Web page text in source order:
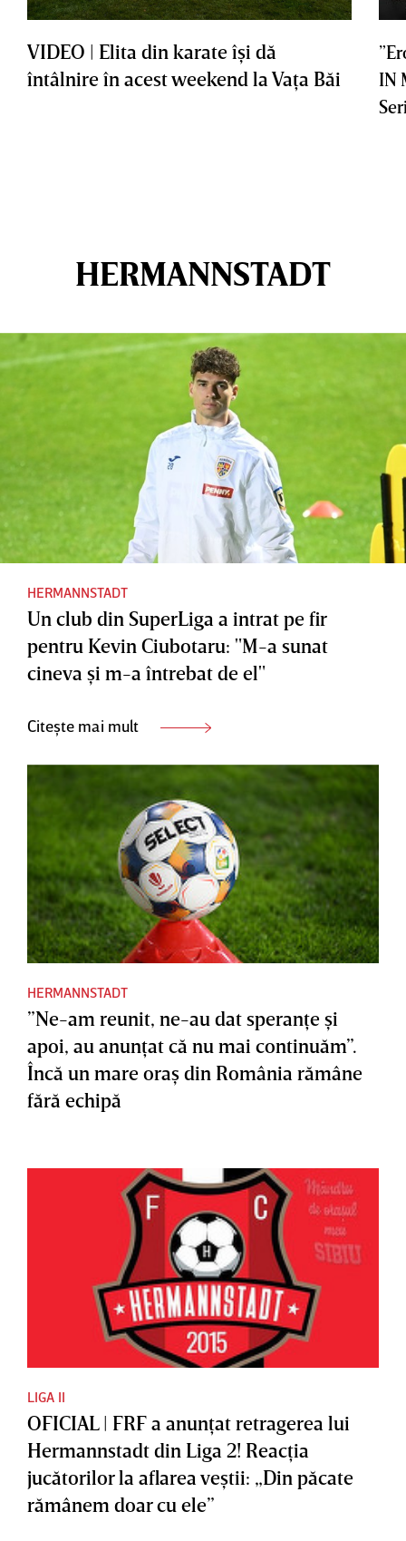
VIDEO | Elita din karate îşi dă
întâlnire în acest weekend la Vaţa Băi
IN
HERMANNSTADT
HERMANNSTADT
Un club din SuperLiga a intrat pe fir
pentru Kevin Ciubotaru: "M-a sunat
cineva şi m-a întrebat de el"
Citește mai mult
HERMANNSTADT
”Ne-am reunit, ne-au dat speranţe şi
apoi, au anunţat că nu mai continuăm”.
Încă un mare oraş din România rămâne
fără echipă
LIGA II
OFICIAL | FRF a anunţat retragerea lui
Hermannstadt din Liga 2! Reacţia
jucătorilor la aflarea veştii: „Din păcate
rămânem doar cu ele”